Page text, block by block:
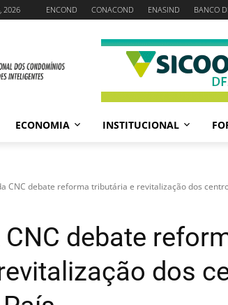
2026 ENCOND CONACOND ENASIND BANCO
ECONOMIA INSTITUCIONAL
CNC debate reforma tributária e revitalização dos
debate
dos